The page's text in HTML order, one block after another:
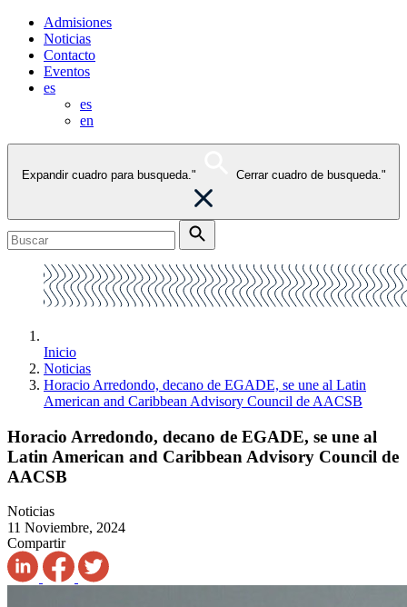
Admisiones
Noticias
Contacto
Eventos
es
es
en
Expandir cuadro para busqueda." Cerrar cuadro de busqueda."
Inicio
Noticias
Horacio Arredondo, decano de EGADE, se une al Latin
American and Caribbean Advisory Council de AACSB
Horacio Arredondo, decano de EGADE, se une al
Latin American and Caribbean Advisory Council de
AACSB
Noticias
11 Noviembre, 2024
Compartir